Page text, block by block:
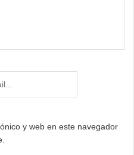
y web en este navegador